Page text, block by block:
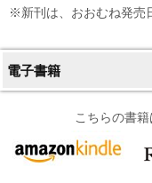
※新刊は、おおむね発売
電子書籍
こちらの書